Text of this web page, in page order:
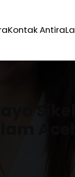
Kontak Antira